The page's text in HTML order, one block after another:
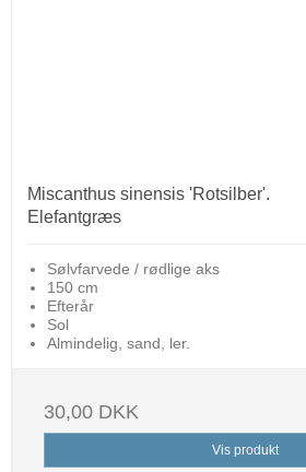
Miscanthus sinensis 'Rotsilber'.
Elefantgræs
Sølvfarvede / rødlige aks
150 cm
Efterår
Sol
Almindelig, sand, ler.
30,00 DKK
Vis produkt